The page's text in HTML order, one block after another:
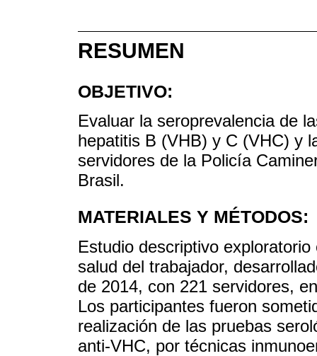
RESUMEN
OBJETIVO:
Evaluar la seroprevalencia de
hepatitis B (VHB) y C (VHC) y
servidores de la Policía
Brasil.
MATERIALES Y MÉTODOS:
Estudio descriptivo
salud del trabajador,
de 2014, con 221 servidores,
Los participantes fueron
realización de las pruebas
anti-VHC, por técnicas